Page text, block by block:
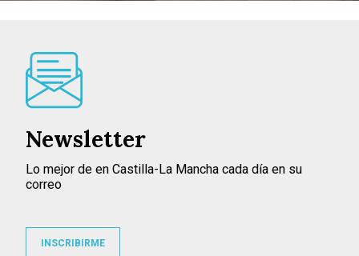
Newsletter
Lo mejor de en Castilla-La Mancha cada día en su
correo
INSCRIBIRME